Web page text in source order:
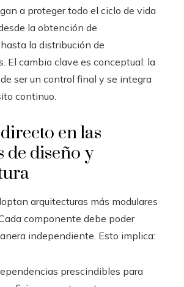
a proteger todo el ciclo de vida
la obtención de
la distribución de
El cambio clave es conceptual: la
ser un control final y se integra
continuo.
en las
de diseño y
arquitecturas más modulares
componente debe poder
independiente. Esto implica:
prescindibles para